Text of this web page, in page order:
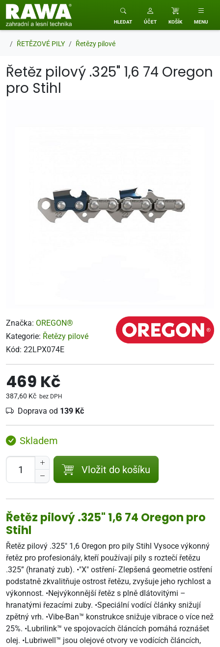
RAWA zahradní a lesní technika
HLEDAT ÚČET KOŠÍK MENU
ŘETĚZOVÉ PILY Řetězy pilové
Řetěz pilový .325" 1,6 74 Oregon
pro Stihl
Značka: OREGON®
Kategorie: Řetězy pilové
Kód: 22LPX074E
469 Kč
387,60 Kč bez DPH
Doprava od 139 Kč
Skladem
Vložit do košíku
Řetěz pilový .325" 1,6 74 Oregon pro
Stihl
Řetěz pilový .325" 1,6 Oregon pro pily Stihl Vysoce výkonný
řetěz pro profesionály, kteří používají pily s roztečí řetězu
.325” (hranatý zub). •"X" ostření- Zlepšená geometrie ostření
podstatně zkvalitňuje ostrost řetězu, zvyšuje jeho rychlost a
výkonnost. •Nejvýkonnější řetěz s plně dlátovitými –
hranatými řezacími zuby. •Speciální vodící články snižují
zpětný vrh. •Vibe-Ban™ konstrukce snižuje vibrace o více než
25%. •Lubrilink™ ve spojovacích článcích pomáhá roznášet
olej. •Lubriwell™ jsou olejové otvory ve vodících článcích,